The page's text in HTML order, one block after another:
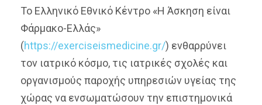
Το Ελληνικό Εθνικό Κέντρο «Η Άσκηση είναι
Φάρμακο-Ελλάς»
(https://exerciseismedicine.gr/) ενθαρρύνει
τον ιατρικό κόσμο, τις ιατρικές σχολές και
οργανισμούς παροχής υπηρεσιών υγείας της
χώρας να ενσωματώσουν την επιστημονικά